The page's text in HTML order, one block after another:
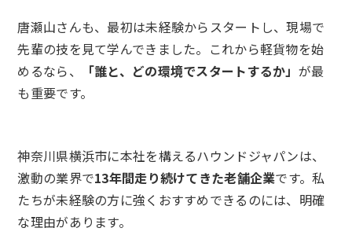
唐瀬山さんも、最初は未経験からスタートし、現場で
先輩の技を見て学んできました。これから軽貨物を始
めるなら、
「誰と、どの環境でスタートするか」 が最
も重要です。
神奈川県横浜市に本社を構えるハウンドジャパンは、
激動の業界で13年間走り続けてきた老舗企業です。私
たちが未経験の方に強くおすすめできるのには、明確
な理由があります。